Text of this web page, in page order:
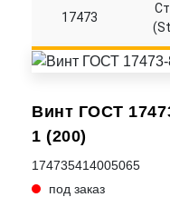
Винт ГОСТ
1 (200)
174735414005065
под заказ
17473